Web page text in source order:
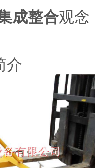
成整合观念
介